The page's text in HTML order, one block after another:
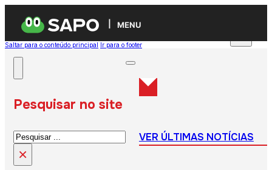
MENU
Saltar para o conteúdo principal Ir para o footer
Pesquisar no site
Pesquisar
×
VER ÚLTIMAS NOTÍCIAS